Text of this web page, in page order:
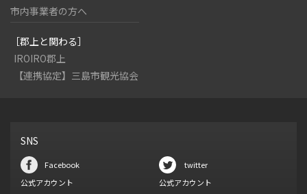
市内事業者の方へ
［郡上と関わる］
IROIRO郡上
【連携協定】三島市観光協会
SNS
Facebook
公式アカウント
twitter
公式アカウント